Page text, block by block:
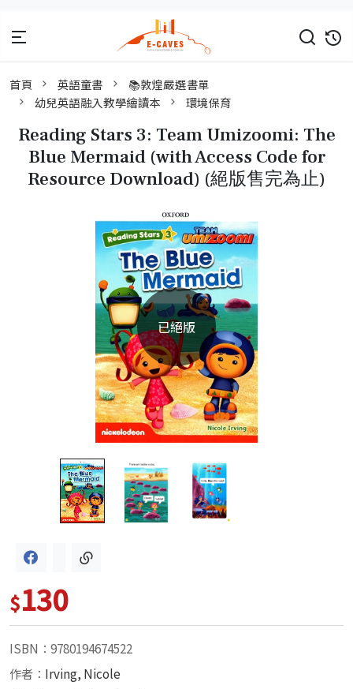
首頁 英語童書
📚敦煌嚴選書單
幼兒英語融入教學繪讀本
環境保育
Reading Stars 3: Team Umizoomi: The
Blue Mermaid (with Access Code for
Resource Download) (絕版售完為止)
已絕版
$130
ISBN：9780194674522
作者： Irving, Nicole